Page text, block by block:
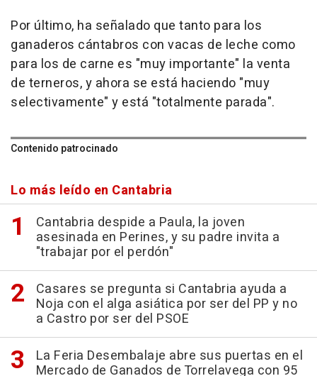
Por último, ha señalado que tanto para los
ganaderos cántabros con vacas de leche como
para los de carne es "muy importante" la venta
de terneros, y ahora se está haciendo "muy
selectivamente" y está "totalmente parada".
Contenido patrocinado
Lo más leído en Cantabria
Cantabria despide a Paula, la joven
asesinada en Perines, y su padre invita a
"trabajar por el perdón"
Casares se pregunta si Cantabria ayuda a
Noja con el alga asiática por ser del PP y no
a Castro por ser del PSOE
La Feria Desembalaje abre sus puertas en el
Mercado de Ganados de Torrelavega con 95